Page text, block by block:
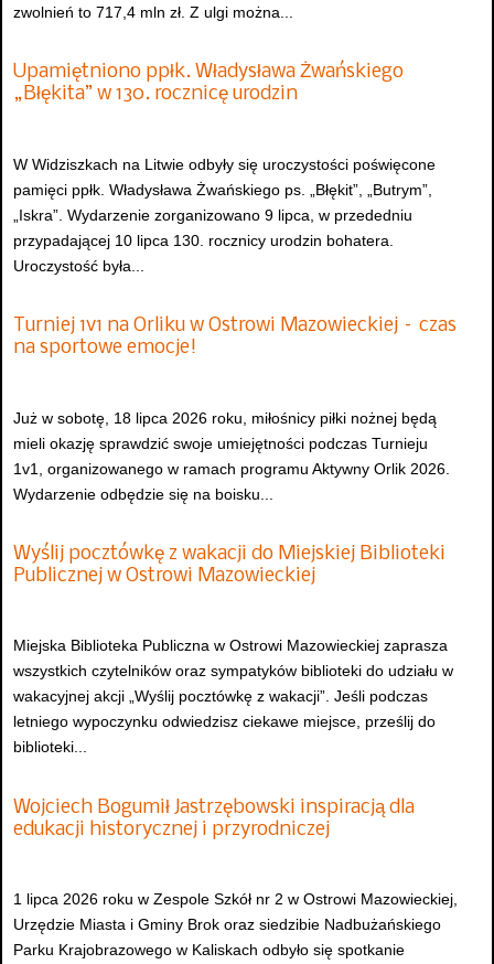
zwolnień to 717,4 mln zł. Z ulgi można...
Upamiętniono ppłk. Władysława Żwańskiego
„Błękita” w 130. rocznicę urodzin
W Widziszkach na Litwie odbyły się uroczystości poświęcone
pamięci ppłk. Władysława Żwańskiego ps. „Błękit”, „Butrym”,
„Iskra”. Wydarzenie zorganizowano 9 lipca, w przededniu
przypadającej 10 lipca 130. rocznicy urodzin bohatera.
Uroczystość była...
Turniej 1v1 na Orliku w Ostrowi Mazowieckiej – czas
na sportowe emocje!
Już w sobotę, 18 lipca 2026 roku, miłośnicy piłki nożnej będą
mieli okazję sprawdzić swoje umiejętności podczas Turnieju
1v1, organizowanego w ramach programu Aktywny Orlik 2026.
Wydarzenie odbędzie się na boisku...
Wyślij pocztówkę z wakacji do Miejskiej Biblioteki
Publicznej w Ostrowi Mazowieckiej
Miejska Biblioteka Publiczna w Ostrowi Mazowieckiej zaprasza
wszystkich czytelników oraz sympatyków biblioteki do udziału w
wakacyjnej akcji „Wyślij pocztówkę z wakacji”. Jeśli podczas
letniego wypoczynku odwiedzisz ciekawe miejsce, prześlij do
biblioteki...
Wojciech Bogumił Jastrzębowski inspiracją dla
edukacji historycznej i przyrodniczej
1 lipca 2026 roku w Zespole Szkół nr 2 w Ostrowi Mazowieckiej,
Urzędzie Miasta i Gminy Brok oraz siedzibie Nadbużańskiego
Parku Krajobrazowego w Kaliskach odbyło się spotkanie